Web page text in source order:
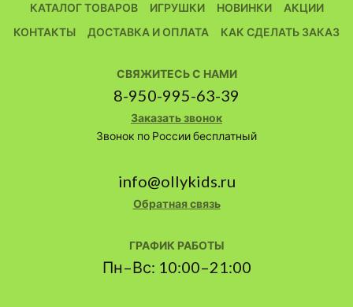
КАТАЛОГ ТОВАРОВ ИГРУШКИ НОВИНКИ
АКЦИИ
КОНТАКТЫ
ДОСТАВКА И ОПЛАТА КАК СДЕЛАТЬ ЗАКАЗ
СВЯЖИТЕСЬ С НАМИ
8-950-995-63-39
Заказать звонок
Звонок по России бесплатный
info@ollykids.ru
Обратная связь
ГРАФИК РАБОТЫ
Пн–Вс: 10:00–21:00